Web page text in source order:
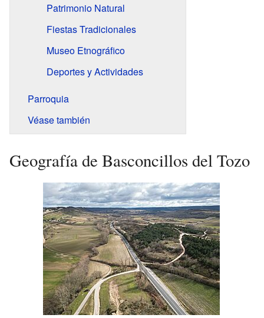
Patrimonio Natural
Fiestas Tradicionales
Museo Etnográfico
Deportes y Actividades
Parroquia
Véase también
Geografía de Basconcillos del Tozo